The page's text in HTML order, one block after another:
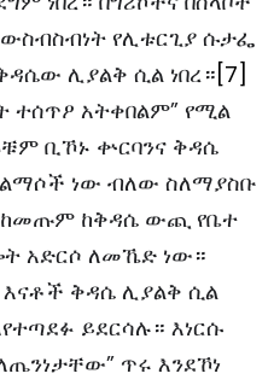
ውስብስብነት የሊቱርጊያ ሱታፌ
ሊያልቅ ሲል ነበረ።[7]
ተሰጥዖ አትቀበልም” የሚል
ቢኾኑ ቍርባንና ቅዳሴ
ነው ብለው ስለማያስቡ
ከመጡም ከቅዳሴ ውጪ የቤተ
አድርሶ ለመኼድ ነው።
ቅዳሴ ሊያልቅ ሲል
ይደርሳሉ። እነርሱ
ጥሩ እንደኾነ